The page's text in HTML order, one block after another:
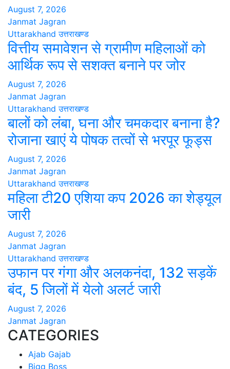
August 7, 2026
Janmat Jagran
Uttarakhand उत्तराखण्ड
वित्तीय समावेशन से ग्रामीण महिलाओं को
आर्थिक रूप से सशक्त बनाने पर जोर
August 7, 2026
Janmat Jagran
Uttarakhand उत्तराखण्ड
बालों को लंबा, घना और चमकदार बनाना है?
रोजाना खाएं ये पोषक तत्वों से भरपूर फूड्स
August 7, 2026
Janmat Jagran
Uttarakhand उत्तराखण्ड
महिला टी20 एशिया कप 2026 का शेड्यूल
जारी
August 7, 2026
Janmat Jagran
Uttarakhand उत्तराखण्ड
उफान पर गंगा और अलकनंदा, 132 सड़कें
बंद, 5 जिलों में येलो अलर्ट जारी
August 7, 2026
Janmat Jagran
CATEGORIES
Ajab Gajab
Bigg Boss